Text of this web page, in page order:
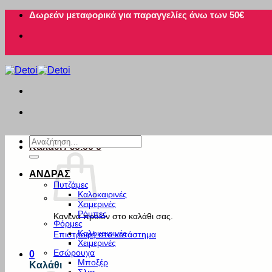
Μετάβαση
περιεχόμενο
Δωρεάν μεταφορικά για παραγγελίες άνω των 50€
Καλάθι /€0.00 0
Κανένα προϊόν στο καλάθι σας.
Επιστροφή στο κατάστημα
0
Καλάθι
Αναζήτηση
για:
ΑΝΔΡΑΣ
Πυτζάμες
Καλοκαιρινές
Χειμερινές
Ρόμπες
Φόρμες
Καλοκαιρινές
Χειμερινές
Εσώρουχα
Μποξέρ